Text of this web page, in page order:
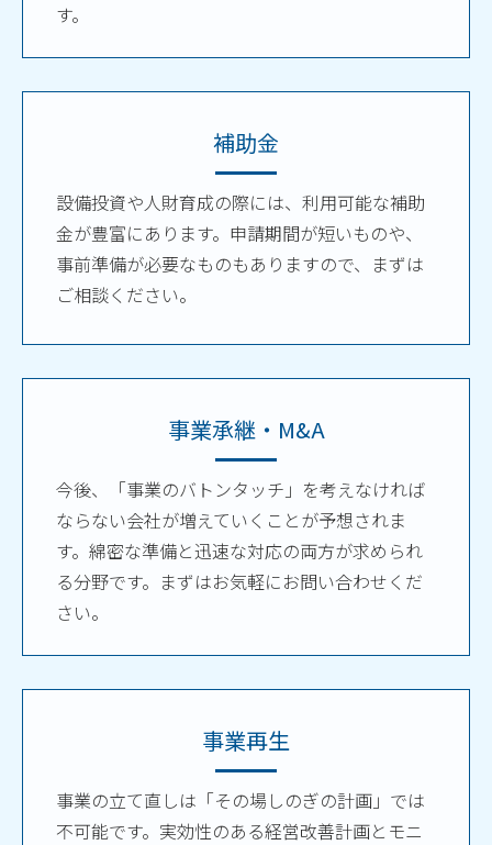
す。
補助金
設備投資や人財育成の際には、利用可能な補助
金が豊富にあります。申請期間が短いものや、
事前準備が必要なものもありますので、まずは
ご相談ください。
事業承継・M&A
今後、「事業のバトンタッチ」を考えなければ
ならない会社が増えていくことが予想されま
す。綿密な準備と迅速な対応の両方が求められ
る分野です。まずはお気軽にお問い合わせくだ
さい。
事業再生
事業の立て直しは「その場しのぎの計画」では
不可能です。実効性のある経営改善計画とモニ